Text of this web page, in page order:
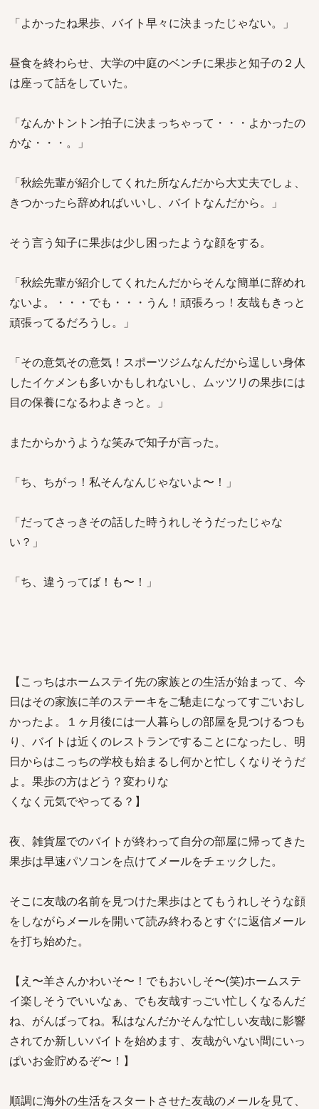
「よかったね果歩、バイト早々に決まったじゃない。」
昼食を終わらせ、大学の中庭のベンチに果歩と知子の２人
は座って話をしていた。
「なんかトントン拍子に決まっちゃって・・・よかったの
かな・・・。」
「秋絵先輩が紹介してくれた所なんだから大丈夫でしょ、
きつかったら辞めればいいし、バイトなんだから。」
そう言う知子に果歩は少し困ったような顔をする。
「秋絵先輩が紹介してくれたんだからそんな簡単に辞めれ
ないよ。・・・でも・・・うん！頑張ろっ！友哉もきっと
頑張ってるだろうし。」
「その意気その意気！スポーツジムなんだから逞しい身体
したイケメンも多いかもしれないし、ムッツリの果歩には
目の保養になるわよきっと。」
またからかうような笑みで知子が言った。
「ち、ちがっ！私そんなんじゃないよ〜！」
「だってさっきその話した時うれしそうだったじゃな
い？」
「ち、違うってば！も〜！」
【こっちはホームステイ先の家族との生活が始まって、今
日はその家族に羊のステーキをご馳走になってすごいおし
かったよ。１ヶ月後には一人暮らしの部屋を見つけるつも
り、バイトは近くのレストランですることになったし、明
日からはこっちの学校も始まるし何かと忙しくなりそうだ
よ。果歩の方はどう？変わりな
くなく元気でやってる？】
夜、雑貨屋でのバイトが終わって自分の部屋に帰ってきた
果歩は早速パソコンを点けてメールをチェックした。
そこに友哉の名前を見つけた果歩はとてもうれしそうな顔
をしながらメールを開いて読み終わるとすぐに返信メール
を打ち始めた。
【え〜羊さんかわいそ〜！でもおいしそ〜(笑)ホームステ
イ楽しそうでいいなぁ、でも友哉すっごい忙しくなるんだ
ね、がんばってね。私はなんだかそんな忙しい友哉に影響
されてか新しいバイトを始めます、友哉がいない間にいっ
ぱいお金貯めるぞ〜！】
順調に海外の生活をスタートさせた友哉のメールを見て、